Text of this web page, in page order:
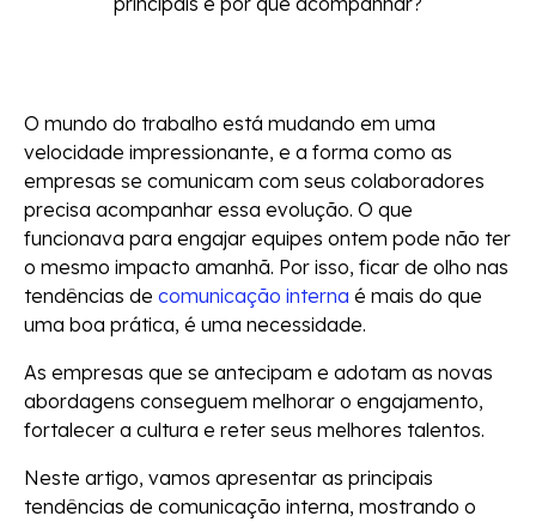
O mundo do trabalho está mudando em uma
velocidade impressionante, e a forma como as
empresas se comunicam com seus colaboradores
precisa acompanhar essa evolução. O que
funcionava para engajar equipes ontem pode não ter
o mesmo impacto amanhã. Por isso, ficar de olho nas
tendências de comunicação interna é mais do que
uma boa prática, é uma necessidade.
As empresas que se antecipam e adotam as novas
abordagens conseguem melhorar o engajamento,
fortalecer a cultura e reter seus melhores talentos.
Neste artigo, vamos apresentar as principais
tendências de comunicação interna, mostrando o